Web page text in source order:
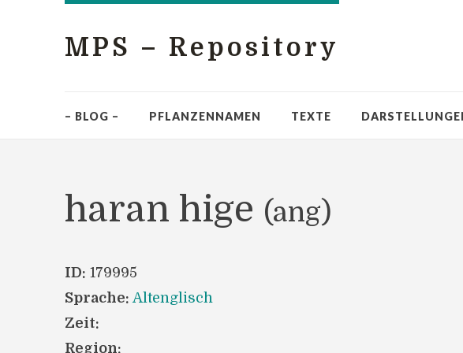
MPS – Repository
– BLOG – PFLANZENNAMEN TEXTE
haran hige (ang)
ID: 179995
Sprache: Altenglisch
Zeit:
Region: